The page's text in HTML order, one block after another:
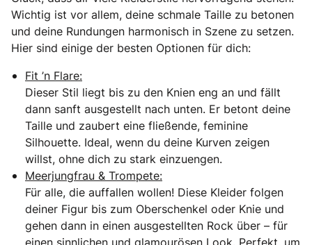
Wichtig ist vor allem, deine schmale Taille zu betonen
und deine Rundungen harmonisch in Szene zu setzen.
Hier sind einige der besten Optionen für dich:
Fit ’n Flare:
Dieser Stil liegt bis zu den Knien eng an und fällt
dann sanft ausgestellt nach unten. Er betont deine
Taille und zaubert eine fließende, feminine
Silhouette. Ideal, wenn du deine Kurven zeigen
willst, ohne dich zu stark einzuengen.
Meerjungfrau & Trompete:
Für alle, die auffallen wollen! Diese Kleider folgen
deiner Figur bis zum Oberschenkel oder Knie und
gehen dann in einen ausgestellten Rock über – für